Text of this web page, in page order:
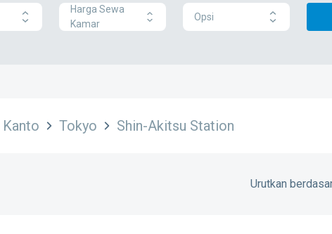
Harga Sewa
Kamar
Opsi
Kanto Tokyo Shin-Akitsu Station
Urutkan